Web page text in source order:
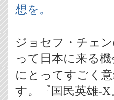
想を。
ジョセフ・チェ
って日本に来る
にとってすごく
す。『国民英雄-